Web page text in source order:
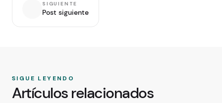
SIGUIENTE
Post siguiente
SIGUE LEYENDO
Artículos relacionados